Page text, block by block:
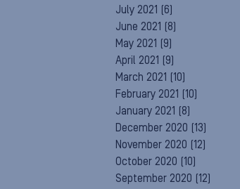
July 2021 (6)
June 2021 (8)
May 2021 (9)
April 2021 (9)
March 2021 (10)
February 2021 (10)
January 2021 (8)
December 2020 (13)
November 2020 (12)
October 2020 (10)
September 2020 (12)